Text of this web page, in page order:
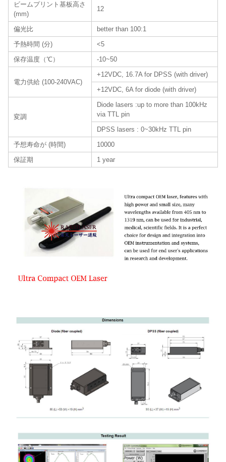
ビームプリント基板高さ
(mm)
12
偏光比
better than 100:1
予熱時間 (分)
<5
保存温度（℃）
-10~50
電力供給 (100-240VAC)
+12VDC, 16.7A for DPSS (with driver)
+12VDC, 6A for diode (with driver)
変調
Diode lasers :up to more than 100kHz
via TTL pin
DPSS lasers : 0~30kHz TTL pin
予想寿命が (時間)
10000
保証期
1 year